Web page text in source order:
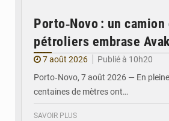
Porto‑Novo : un
pétroliers embrase
7 août 2026
Publié à 10h20
Porto‑Novo, 7 août 2026 — En
centaines de mètres ont…
SAVOIR PLUS